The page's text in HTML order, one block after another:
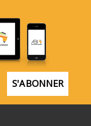
S'ABONNER